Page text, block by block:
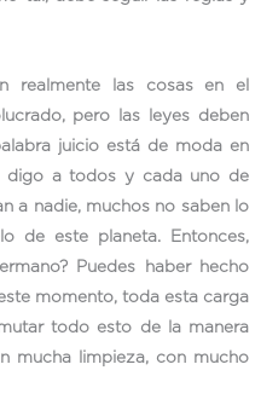
realmente las cosas en el
pero las leyes deben
juicio está de moda en
digo a todos y cada uno de
a nadie, muchos no saben lo
de este planeta. Entonces,
Puedes haber hecho
momento, toda esta carga
todo esto de la manera
mucha limpieza, con mucho